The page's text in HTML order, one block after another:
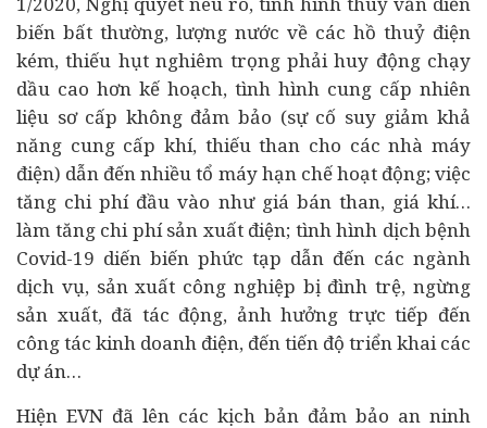
biến bất thường, lượng nước về các hồ thuỷ điện
kém, thiếu hụt nghiêm trọng phải huy động chạy
dầu cao hơn kế hoạch, tình hình cung cấp nhiên
liệu sơ cấp không đảm bảo (sự cố suy giảm khả
năng cung cấp khí, thiếu than cho các nhà máy
điện) dẫn đến nhiều tổ máy hạn chế hoạt động; việc
tăng chi phí đầu vào như giá bán than, giá khí…
làm tăng chi phí sản xuất điện; tình hình dịch bệnh
Covid-19 diến biến phức tạp dẫn đến các ngành
dịch vụ, sản xuất công nghiệp bị đình trệ, ngừng
sản xuất, đã tác động, ảnh hưởng trực tiếp đến
công tác kinh doanh điện, đến tiến độ triển khai các
dự án…
Hiện EVN đã lên các kịch bản đảm bảo an ninh